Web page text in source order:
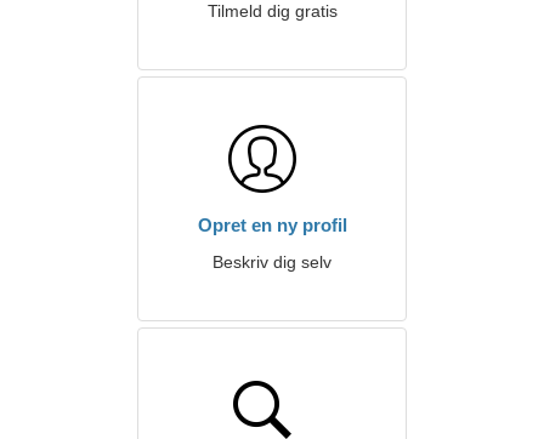
Tilmeld dig gratis
Opret en ny profil
Beskriv dig selv